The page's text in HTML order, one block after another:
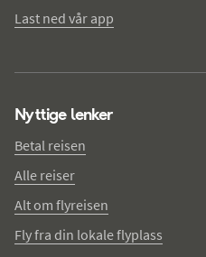
Last ned vår app
Nyttige lenker
Betal reisen
Alle reiser
Alt om flyreisen
Fly fra din lokale flyplass